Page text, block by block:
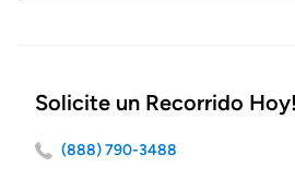
Solicite un Recorrido Hoy!
(888) 790-3488